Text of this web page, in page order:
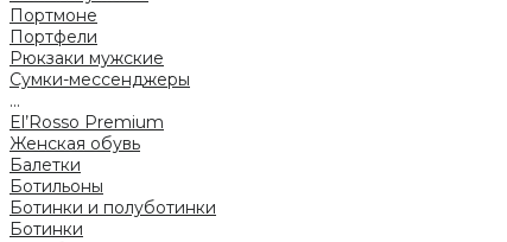
Портмоне
Портфели
Рюкзаки мужские
Сумки-мессенджеры
...
El’Rosso Premium
Женская обувь
Балетки
Ботильоны
Ботинки и полуботинки
Ботинки